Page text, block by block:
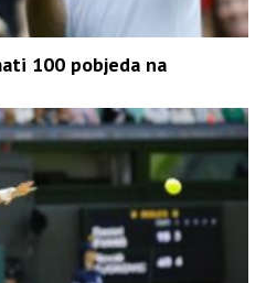
100 pobjeda na